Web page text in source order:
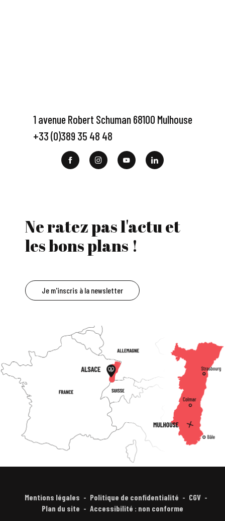
1 avenue Robert Schuman 68100 Mulhouse
+33 (0)389 35 48 48
Ne ratez pas l'actu et
les bons plans !
Je m'inscris à la newsletter
Mentions légales Politique de confidentialité
CGV
Plan du site
Accessibilité : non conforme